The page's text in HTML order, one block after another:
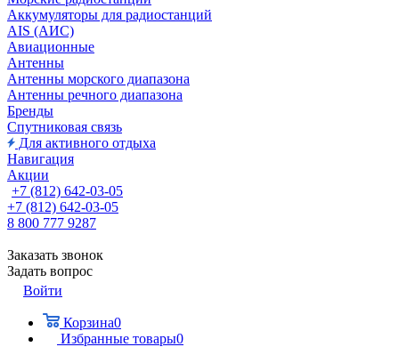
Аккумуляторы для радиостанций
AIS (АИС)
Авиационные
Антенны
Антенны морского диапазона
Антенны речного диапазона
Бренды
Спутниковая связь
Для активного отдыха
Навигация
Акции
+7 (812) 642-03-05
+7 (812) 642-03-05
8 800 777 9287
Заказать звонок
Задать вопрос
Войти
Корзина0
Избранные товары0